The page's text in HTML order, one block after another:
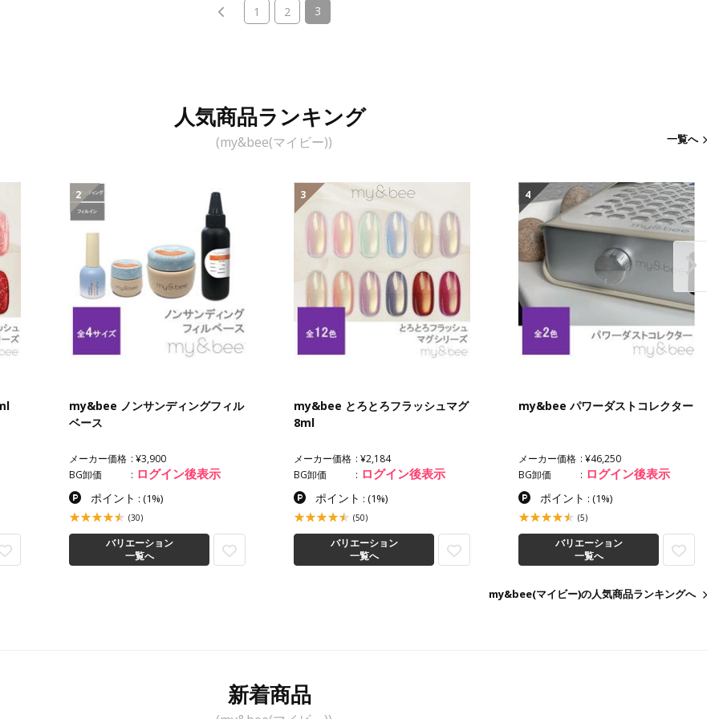
1 2 3(current)
人気商品ランキング
(my&bee(マイビー)) 一覧へ
2
my&bee ノンサンディングフィル
ベース
メーカー価格
¥3,900
BG卸価
ログイン後表示
ポイント : (1%)
(30)
バリエーション
一覧へ
3
my&bee とろとろフラッシュマグ
8ml
メーカー価格
¥2,184
BG卸価
ログイン後表示
ポイント : (1%)
(50)
バリエーション
一覧へ
4
my&bee パワーダストコレクター
メーカー価格
¥46,250
BG卸価
ログイン後表示
ポイント : (1%)
(5)
バリエーション
一覧へ
my&bee(マイビー)の人気商品ランキングへ
新着商品